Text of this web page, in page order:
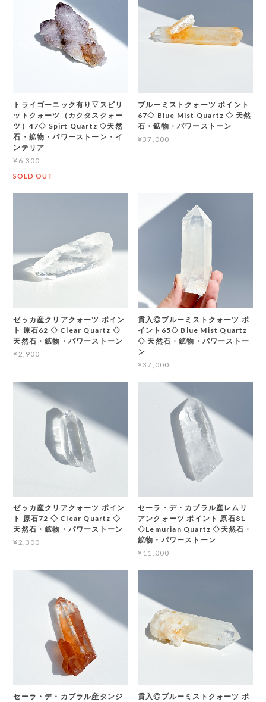
トライゴーニック有り▽スピリ
ットクォーツ（カクタスクォー
ツ）47◇ Spirt Quartz ◇天然
石・鉱物・パワーストーン・イ
ンテリア
¥6,300
SOLD OUT
ブルーミストクォーツ ポイント
67◇ Blue Mist Quartz ◇ 天然
石・鉱物・パワーストーン
¥37,000
ゼッカ産クリアクォーツ ポイン
ト 原石62 ◇ Clear Quartz ◇
天然石・鉱物・パワーストーン
¥2,900
貫入◎ブルーミストクォーツ ポ
イント65◇ Blue Mist Quartz
◇ 天然石・鉱物・パワーストー
ン
¥37,000
ゼッカ産クリアクォーツ ポイン
ト 原石72 ◇ Clear Quartz ◇
天然石・鉱物・パワーストーン
¥2,300
セーラ・デ・カブラル産レムリ
アンクォーツ ポイント 原石81
◇Lemurian Quartz ◇天然石・
鉱物・パワーストーン
¥11,000
セーラ・デ・カブラル産タンジ
貫入◎ブルーミストクォーツ ポ